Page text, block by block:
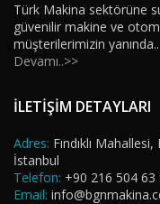
Türk Makina sektörüne
güvenilir makine ve
müşterilerimizin yanında..
Devamı..>>
İLETİŞİM DETAYLARI
Adres: Fındıklı
İstanbul
Telefon: +90 216 504 63
Email: